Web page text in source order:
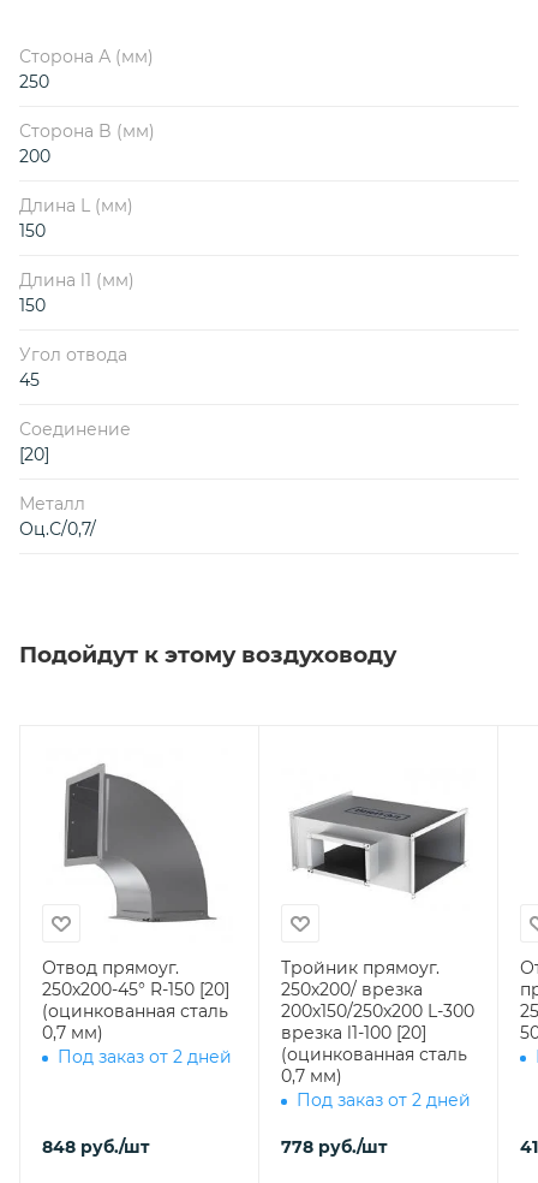
Сторона А (мм)
250
Сторона B (мм)
200
Длина L (мм)
150
Длина l1 (мм)
150
Угол отвода
45
Соединение
[20]
Металл
Оц.С/0,7/
Подойдут к этому воздуховоду
Отвод прямоуг.
250х200-45° R-150 [20]
(оцинкованная сталь
0,7 мм)
Под заказ от 2 дней
848 руб./шт
Тройник прямоуг.
250х200/ врезка
200х150/250х200 L-300
врезка l1-100 [20]
(оцинкованная сталь
0,7 мм)
Под заказ от 2 дней
778 руб./шт